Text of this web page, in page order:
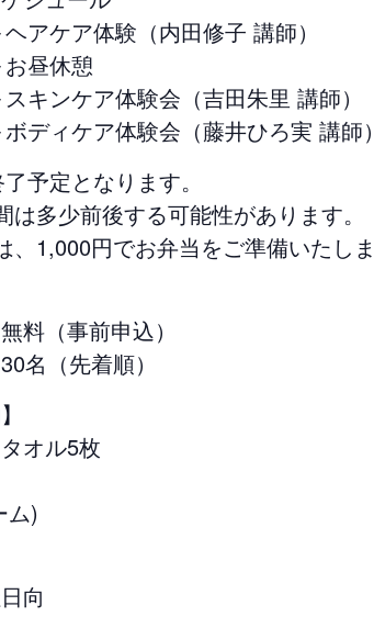
アケア体験（内田修子 講師）
昼休憩
キンケア体験会（吉田朱里 講師）
ディケア体験会（藤井ひろ実 講師）
予定となります。
は多少前後する可能性があります。
、1,000円でお弁当をご準備いたし
料（事前申込）
名（先着順）
オル5枚
ム)
向